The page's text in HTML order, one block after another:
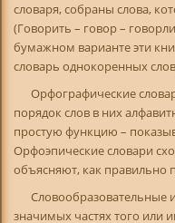
словаря, собраны слова,
(Говорить – говор –
бумажном варианте эти
словарь однокоренных
Орфографические
порядок слов в них
простую функцию –
Орфоэпические словари
объясняют, как правильно
Словообразовательные
значимых частях того или